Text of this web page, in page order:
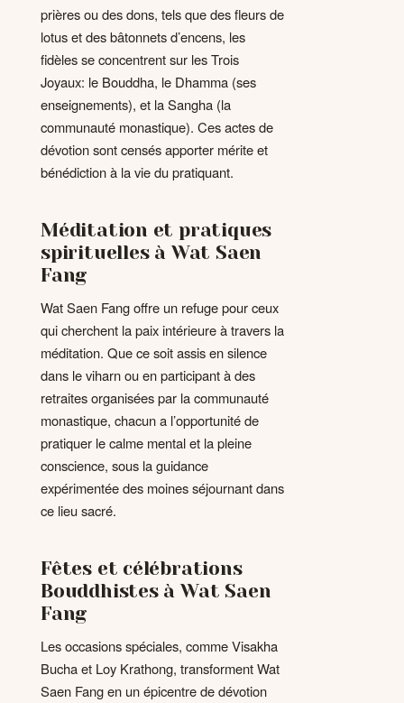
prières ou des dons, tels que des fleurs de
lotus et des bâtonnets d’encens, les
fidèles se concentrent sur les Trois
Joyaux: le Bouddha, le Dhamma (ses
enseignements), et la Sangha (la
communauté monastique). Ces actes de
dévotion sont censés apporter mérite et
bénédiction à la vie du pratiquant.
Méditation et pratiques
spirituelles à Wat Saen
Fang
Wat Saen Fang offre un refuge pour ceux
qui cherchent la paix intérieure à travers la
méditation. Que ce soit assis en silence
dans le viharn ou en participant à des
retraites organisées par la communauté
monastique, chacun a l’opportunité de
pratiquer le calme mental et la pleine
conscience, sous la guidance
expérimentée des moines séjournant dans
ce lieu sacré.
Fêtes et célébrations
Bouddhistes à Wat Saen
Fang
Les occasions spéciales, comme Visakha
Bucha et Loy Krathong, transforment Wat
Saen Fang en un épicentre de dévotion